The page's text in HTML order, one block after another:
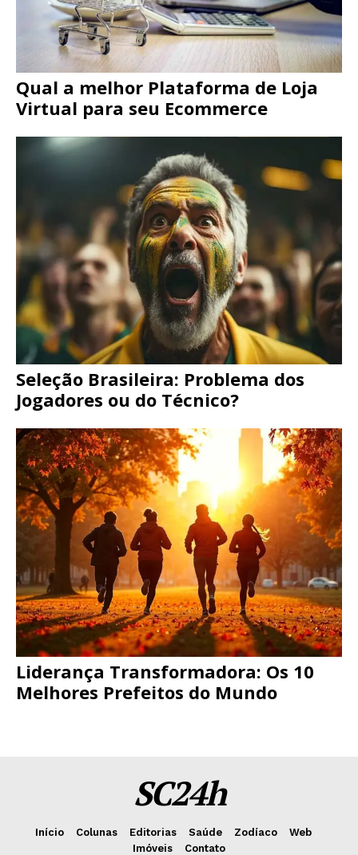
Qual a melhor Plataforma de Loja
Virtual para seu Ecommerce
Seleção Brasileira: Problema dos
Jogadores ou do Técnico?
Liderança Transformadora: Os 10
Melhores Prefeitos do Mundo
SC24h
Início Colunas Editorias Saúde Zodíaco
Web
Imóveis
Contato